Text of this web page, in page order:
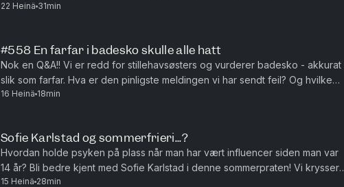
bekymring. Hvordan fikser man det, og hva gir håp midt oppi d...
22 Heinä 31min
#558 En farfar i badesko skulle alle hatt
Nok en Q&A!! Vi er redd for stillehavsøsters og vurderer badesko - akkurat
slik som farfar. Hva er den pinligste meldingen vi har sendt feil? Og hvilke
kjendiser ville vi helst vært i familie med?? Pr...
16 Heinä 18min
Sofie Karlstad og sommerfrieri...?
Hvordan holde psyken på plass når man har vært influencer siden man var
14 år? Bli bedre kjent med Sofie Karlstad i denne sommerpraten! Vi krysser
15 Heinä 28min